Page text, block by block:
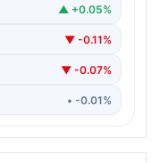
▲ +0.05%
▼ -0.11%
▼ -0.07%
• -0.01%